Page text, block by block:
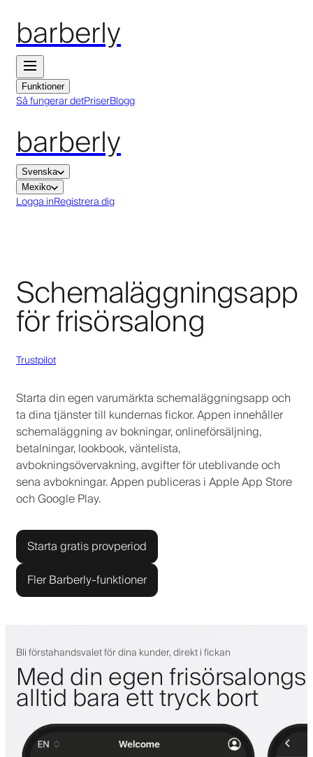
barberly
Funktioner
Så fungerar detPriserBlogg
barberly
Svenska
Mexiko
Logga inRegistrera dig
Schemaläggningsapp
för frisörsalong
Trustpilot
Starta din egen varumärkta schemaläggningsapp och
ta dina tjänster till kundernas fickor. Appen innehåller
schemaläggning av bokningar, onlineförsäljning,
betalningar, lookbook, väntelista,
avbokningsövervakning, avgifter för uteblivande och
sena avbokningar. Appen publiceras i Apple App Store
och Google Play.
Starta gratis provperiod
Fler Barberly-funktioner
Bli förstahandsvalet för dina kunder, direkt i fickan
Med din egen
alltid bara ett tryck bort